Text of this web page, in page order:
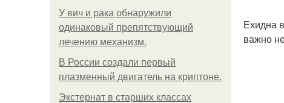
У вич и рака обнаружили
одинаковый препятствующий
лечению механизм.
В России создали первый
плазменный двигатель на криптоне.
Экстернат в старших классах
Ехидна
важно